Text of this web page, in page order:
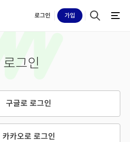
로그인 가입
로그인
구글로 로그인
카카오로 로그인